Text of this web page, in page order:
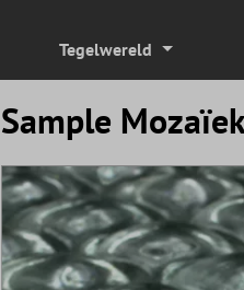
Tegelwereld
Sample